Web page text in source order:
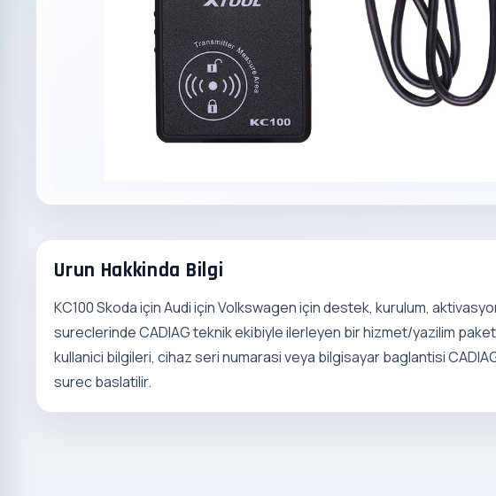
Urun Hakkinda Bilgi
KC100 Skoda için Audi için Volkswagen için destek, kurulum,
sureclerinde CADIAG teknik ekibiyle ilerleyen bir hizmet/yazilim
kullanici bilgileri, cihaz seri numarasi veya bilgisayar baglantisi
surec baslatilir.